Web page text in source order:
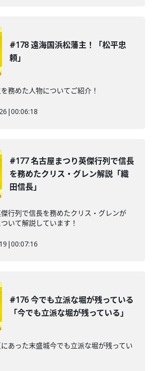
#178 遠海国浜松藩主！「松平忠
頼」
務めた人物についてご紹介！
|00:06:18
#177 名古屋まつり英傑行列で信長
を務めたクリス・グレン解説「織
田信長」
行列で信長を務めたクリス・グレンが
ついて解説しています！
|00:07:16
#176 今でも立派な堀が残っている
「今でも立派な堀が残っている」
あった末盛城今でも立派な堀が残ってい